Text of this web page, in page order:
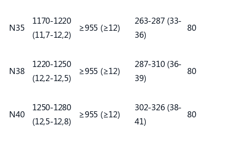
N35
1170-1220
(11,7-12,2)
≥955 (≥12)
263-287 (33-
36)
80
N38
1220-1250
(12,2-12,5)
≥955 (≥12)
287-310 (36-
39)
80
N40
1250-1280
(12,5-12,8)
≥955 (≥12)
302-326 (38-
41)
80